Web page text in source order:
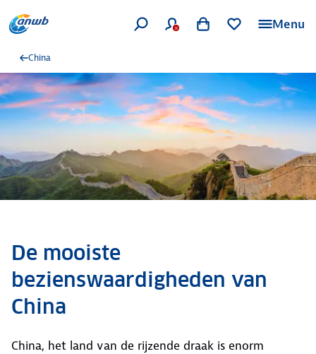
Menu
China
De mooiste
bezienswaardigheden van
China
China, het land van de rijzende draak is enorm